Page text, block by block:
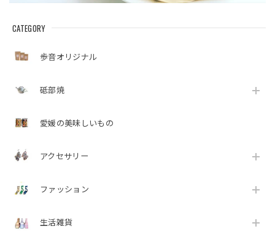
CATEGORY
歩音オリジナル
砥部焼
愛媛の美味しいもの
アクセサリー
ファッション
生活雑貨